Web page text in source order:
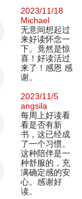
2023/11/18
Michael
无意间想起过
来好读怀念一
下。竟然是惊
喜！好读活过
来了！感恩 感
谢。
2023/11/5
angsila
每周上好读看
看是否有新
书，这已经成
了一个习惯。
这种陪伴是一
种舒服的，充
满确定感的安
心。感谢好
读。